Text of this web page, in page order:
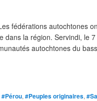
fédérations autochtones
dans la région. Servindi, le
autochtones du
#Pérou, #Peuples originaires,